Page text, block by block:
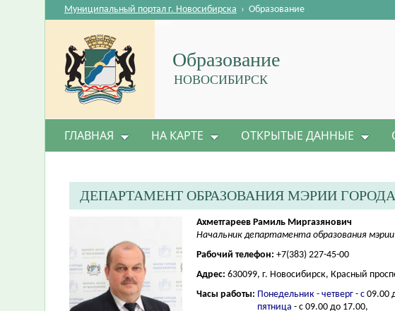
Образование
НОВОСИБИРСК
Муниципальный портал г. Новосибирска › Образование
ГЛАВНАЯ НА КАРТЕ ОТКРЫТЫЕ ДАННЫЕ
ДЕПАРТАМЕНТ ОБРАЗОВАНИЯ МЭРИИ
Ахметгареев Рамиль Миргазянович
Начальник департамента образования мэрии
Рабочий телефон: +7(383) 227-45-00
Адрес: 630099, г. Новосибирск, Красный
Часы работы: Понедельник - четверг - с 09.00
пятница - с 09.00 до 17.00,